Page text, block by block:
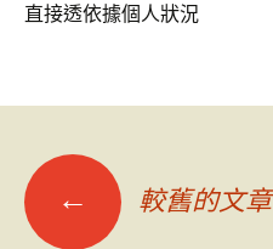
直接透依據個人狀況
文 ← 較舊的文章